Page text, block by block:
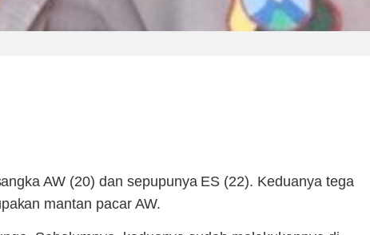
AW (20) dan sepupunya ES (22). Keduanya tega
mantan pacar AW.